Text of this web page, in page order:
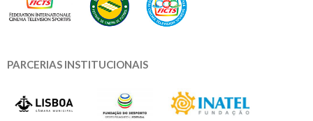
PARCERIAS INSTITUCIONAIS